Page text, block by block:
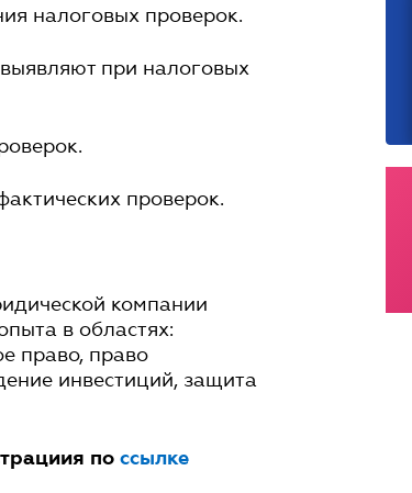
налоговых проверок.
при налоговых
проверок.
компании
в областях:
право, право
инвестиций, защита
по ссылке